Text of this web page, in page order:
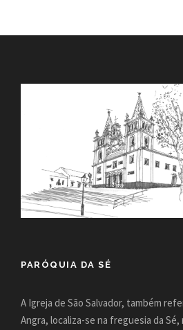
PARÓQUIA DA SÉ
A Igreja de São Salvador, também
Angra, localiza-se na freguesia da